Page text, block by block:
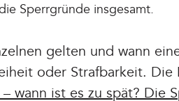
Sperrgründe insgesamt.
gelten und wann
oder Strafbarkeit. Die
wann ist es zu spät? Die